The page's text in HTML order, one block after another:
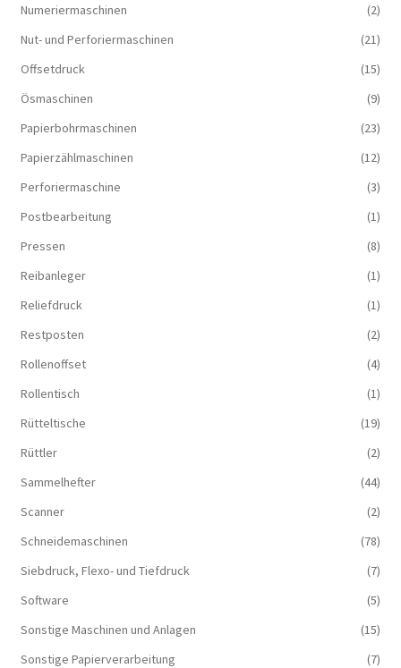
Numeriermaschinen
(2)
Nut- und Perforiermaschinen
(21)
Offsetdruck
(15)
Ösmaschinen
(9)
Papierbohrmaschinen
(23)
Papierzählmaschinen
(12)
Perforiermaschine
(3)
Postbearbeitung
(1)
Pressen
(8)
Reibanleger
(1)
Reliefdruck
(1)
Restposten
(2)
Rollenoffset
(4)
Rollentisch
(1)
Rütteltische
(19)
Rüttler
(2)
Sammelhefter
(44)
Scanner
(2)
Schneidemaschinen
(78)
Siebdruck, Flexo- und Tiefdruck
(7)
Software
(5)
Sonstige Maschinen und Anlagen
(15)
Sonstige Papierverarbeitung
(7)